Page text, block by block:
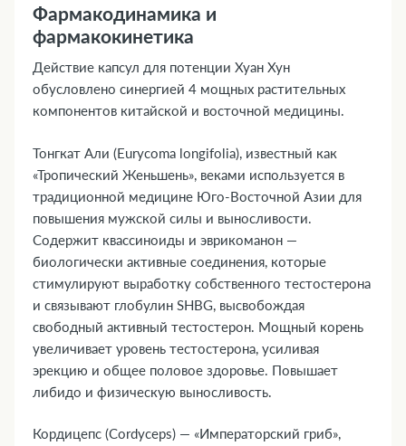
Фармакодинамика и
фармакокинетика
Действие капсул для потенции Хуан Хун
обусловлено синергией 4 мощных растительных
компонентов китайской и восточной медицины.
Тонгкат Али (Eurycoma longifolia), известный как
«Тропический Женьшень», веками используется в
традиционной медицине Юго-Восточной Азии для
повышения мужской силы и выносливости.
Содержит квассиноиды и эврикоманон —
биологически активные соединения, которые
стимулируют выработку собственного тестостерона
и связывают глобулин SHBG, высвобождая
свободный активный тестостерон. Мощный корень
увеличивает уровень тестостерона, усиливая
эрекцию и общее половое здоровье. Повышает
либидо и физическую выносливость.
Кордицепс (Cordyceps) — «Императорский гриб»,